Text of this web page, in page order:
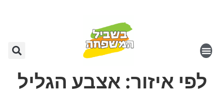
לפי איזור: אצבע הגליל